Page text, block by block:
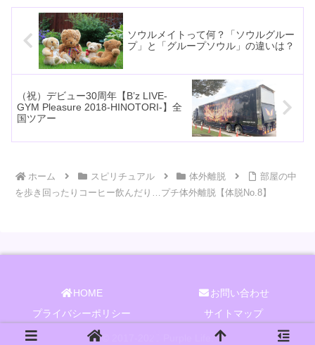
ソウルメイトって何？「ソウルグルー
プ」と「グループソウル」の違いは？
（祝）デビュー30周年【B’z LIVE-
GYM Pleasure 2018-HINOTORI-】全
国ツアー
ホーム スピリチュアル 体外離脱
部屋の中
を歩き回ったりコーヒー飲んだり…プチ体外離脱【体脱No.8】
HOME
お問い合わせ
プライバシーポリシー
サイトマップ
© 2017-2026 Purple Life.